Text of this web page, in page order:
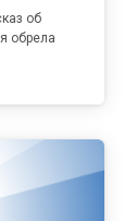
об
обрела